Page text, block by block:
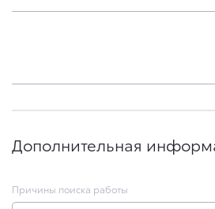
Дополнительная
Причины поиска работы